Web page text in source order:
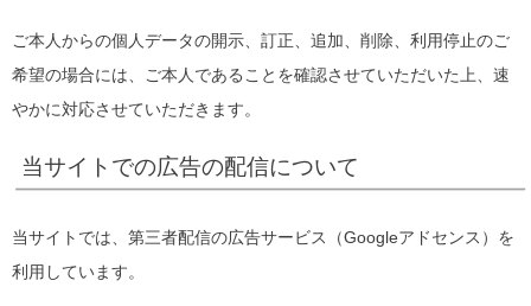
ご本人からの個人データの開示、訂正、追加、削除、利用停止のご
希望の場合には、ご本人であることを確認させていただいた上、速
やかに対応させていただきます。
当サイトでの広告の配信について
当サイトでは、第三者配信の広告サービス（Googleアドセンス）を
利用しています。